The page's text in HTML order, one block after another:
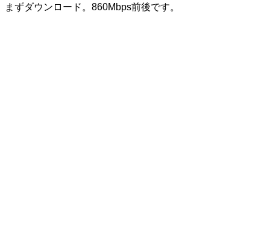
まずダウンロード。860Mbps前後です。